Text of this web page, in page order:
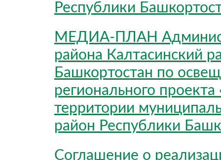
Республики
МЕДИА-ПЛАН
района Калтасинский
Башкортостан по
регионального
территории
район Республики
Соглашение о